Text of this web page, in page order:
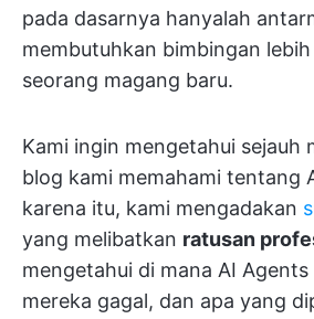
pada dasarnya hanyalah
membutuhkan bimbingan
seorang magang baru.
Kami ingin mengetahui sejauh
blog kami memahami tentang
karena itu, kami mengadakan
yang melibatkan ratusan
mengetahui di mana AI
mereka gagal, dan apa yang